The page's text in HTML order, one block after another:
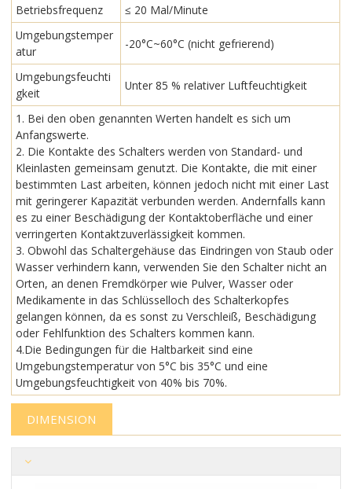
Betriebsfrequenz
≤ 20 Mal/Minute
Umgebungstemper
atur
-20°C~60°C (nicht gefrierend)
Umgebungsfeuchti
gkeit
Unter 85 % relativer Luftfeuchtigkeit
1. Bei den oben genannten Werten handelt es sich um
Anfangswerte.
2. Die Kontakte des Schalters werden von Standard- und
Kleinlasten gemeinsam genutzt. Die Kontakte, die mit einer
bestimmten Last arbeiten, können jedoch nicht mit einer Last
mit geringerer Kapazität verbunden werden. Andernfalls kann
es zu einer Beschädigung der Kontaktoberfläche und einer
verringerten Kontaktzuverlässigkeit kommen.
3. Obwohl das Schaltergehäuse das Eindringen von Staub oder
Wasser verhindern kann, verwenden Sie den Schalter nicht an
Orten, an denen Fremdkörper wie Pulver, Wasser oder
Medikamente in das Schlüsselloch des Schalterkopfes
gelangen können, da es sonst zu Verschleiß, Beschädigung
oder Fehlfunktion des Schalters kommen kann.
4.Die Bedingungen für die Haltbarkeit sind eine
Umgebungstemperatur von 5°C bis 35°C und eine
Umgebungsfeuchtigkeit von 40% bis 70%.
DIMENSION